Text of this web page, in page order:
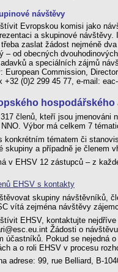
návštěvy
Evropskou komisi jako
a skupinové
zaslat žádost nejméně
– od obecných
a speciálních zájmů
European Commission,
+32 (0)2 299 45 77, e-mail:
členů, kteří jsou jmenováni
Výbor má celkem 7
konkrétním tématem či
skupiny a případně je členem
v EHSV 12 zástupců – z
EHSV s kontakty
skupiny návštěvníků,
vítá zejména návštěvy
EHSV, kontaktujte
Žádosti o
účastníků. Pokud se nejedná
a o roli EHSV v procesu
adrese: 99, rue Belliard, B-